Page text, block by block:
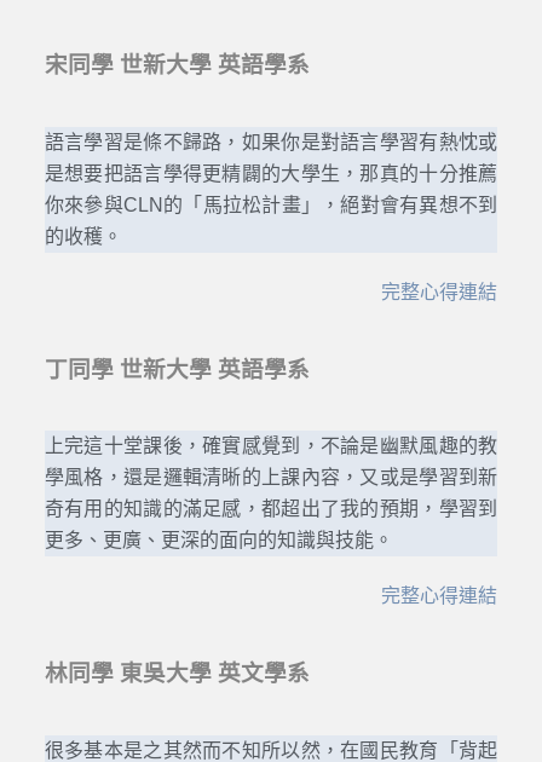
宋同學 世新大學 英語學系
語言學習是條不歸路，如果你是對語言學習有熱忱或
是想要把語言學得更精闢的大學生，那真的十分推薦
你來參與CLN的「馬拉松計畫」，絕對會有異想不到
的收穫。
完整心得連結
丁同學 世新大學 英語學系
上完這十堂課後，確實感覺到，不論是幽默風趣的教
學風格，還是邏輯清晰的上課內容，又或是學習到新
奇有用的知識的滿足感，都超出了我的預期，學習到
更多、更廣、更深的面向的知識與技能。
完整心得連結
林同學 東吳大學 英文學系
很多基本是之其然而不知所以然，在國民教育「背起